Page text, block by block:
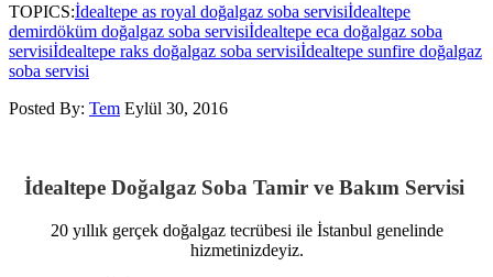
TOPICS:İdealtepe as royal doğalgaz soba servisiİdealtepe
demirdöküm doğalgaz soba servisiİdealtepe eca doğalgaz soba
servisiİdealtepe raks doğalgaz soba servisiİdealtepe sunfire doğalgaz
soba servisi
Posted By: Tem Eylül 30, 2016
İdealtepe Doğalgaz Soba Tamir ve Bakım Servisi
20 yıllık gerçek doğalgaz tecrübesi ile İstanbul genelinde
hizmetinizdeyiz.